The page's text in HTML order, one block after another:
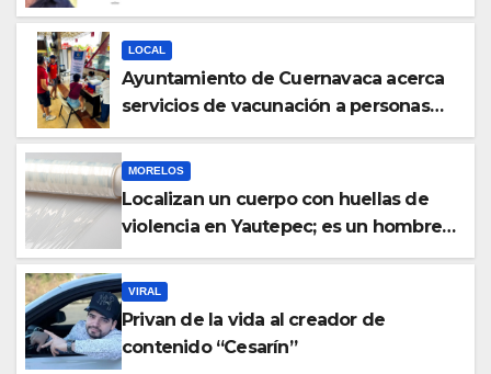
feminicidio
LOCAL
Ayuntamiento de Cuernavaca acerca
servicios de vacunación a personas
migrantes en tránsito
MORELOS
Localizan un cuerpo con huellas de
violencia en Yautepec; es un hombre y
se desconoce su identidad
VIRAL
Privan de la vida al creador de
contenido “Cesarín”